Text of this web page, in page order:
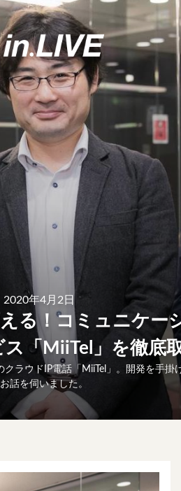
2020年4月2日
る！コミュニケー
「MiiTel」を徹底
ラウドIP電話「MiiTel」。開発を手掛
話を伺いました。